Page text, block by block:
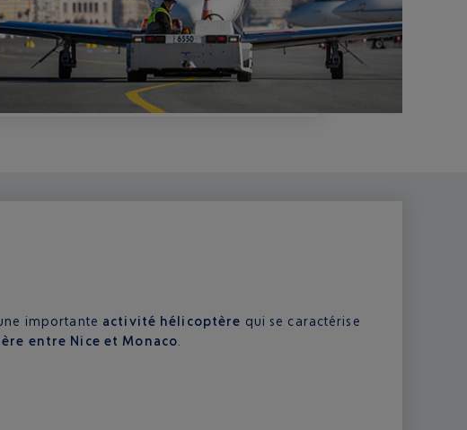
importante activité hélicoptère qui se caractérise
entre Nice et Monaco